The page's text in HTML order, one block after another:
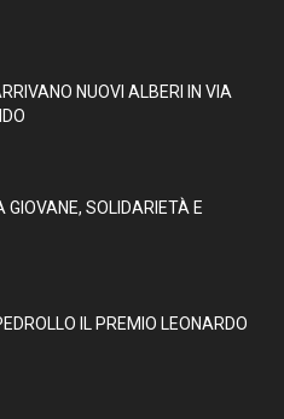
NUOVI ALBERI IN VIA
GIOVANE, SOLIDARIETÀ E
IL PREMIO LEONARDO